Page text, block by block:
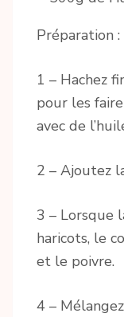
Préparation :
1 – Hachez
pour les
avec de
2 – Ajoutez
3 – Lorsque
haricots, le
et le poivre.
4 –